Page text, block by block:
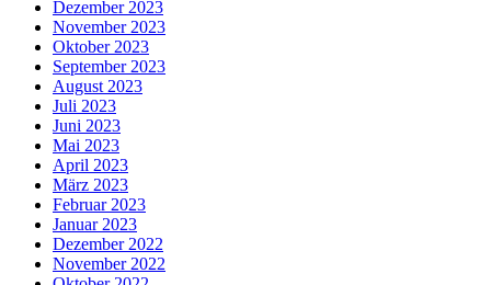
Dezember 2023
November 2023
Oktober 2023
September 2023
August 2023
Juli 2023
Juni 2023
Mai 2023
April 2023
März 2023
Februar 2023
Januar 2023
Dezember 2022
November 2022